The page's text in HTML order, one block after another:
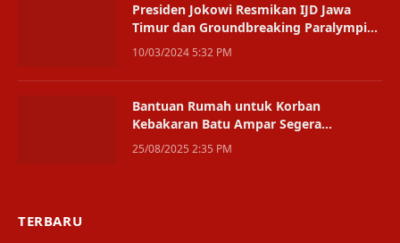
Presiden Jokowi Resmikan IJD Jawa
Timur dan Groundbreaking Paralympic
Training Center
10/03/2024 5:32 PM
Bantuan Rumah untuk Korban
Kebakaran Batu Ampar Segera
Direalisasikan
25/08/2025 2:35 PM
TERBARU